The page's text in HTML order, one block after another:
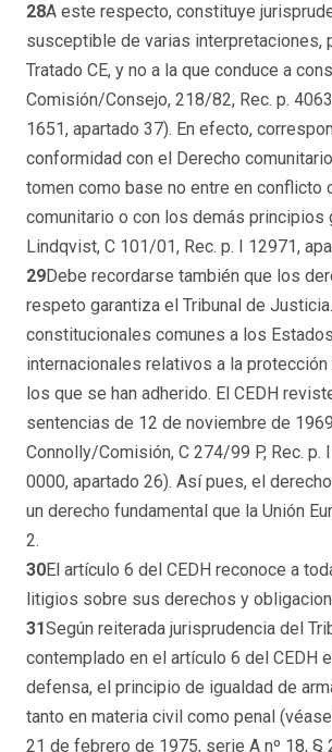
28A este respecto, constituye
susceptible de varias interpretaciones,
Tratado CE, y no a la que conduce a
Comisión/Consejo, 218/82, Rec. p.
1651, apartado 37). En efecto,
conformidad con el Derecho
tomen como base no entre en
comunitario o con los demás
Lindqvist, C 101/01, Rec. p. I 12971,
29Debe recordarse también que los
respeto garantiza el Tribunal de
constitucionales comunes a los
internacionales relativos a la
los que se han adherido. El CEDH
sentencias de 12 de noviembre de
Connolly/Comisión, C 274/99 P, Rec. p.
0000, apartado 26). Así pues, el
un derecho fundamental que la Unión
2.
30El artículo 6 del CEDH reconoce a
litigios sobre sus derechos y
31Según reiterada jurisprudencia del
contemplado en el artículo 6 del
defensa, el principio de igualdad de
tanto en materia civil como penal
21 de febrero de 1975, serie A nº 18, §